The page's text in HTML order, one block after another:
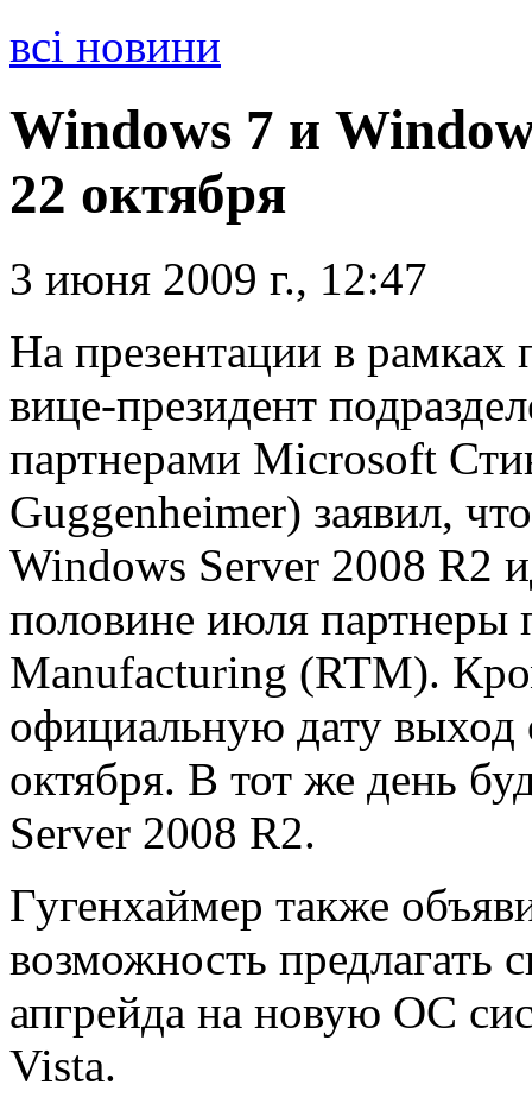
всі новини
Windows 7 и
22 октября
3 июня 2009 г., 12:47
На презентации в
вице-президент
партнерами Microsoft
Guggenheimer) заявил,
Windows Server 2008 R2
половине июля партнеры
Manufacturing (RTM).
официальную дату
октября. В тот же день
Server 2008 R2.
Гугенхаймер также
возможность предлагать
апгрейда на новую ОС
Vista.